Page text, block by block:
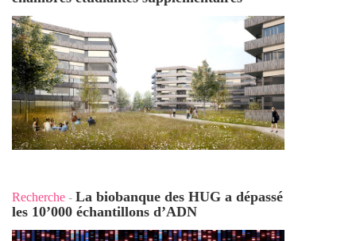
Recherche - La biobanque des HUG a dépassé
les 10’000 échantillons d’ADN